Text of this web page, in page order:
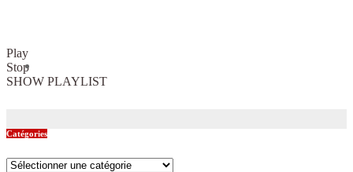
Play
Stop
SHOW PLAYLIST
Catégories
Catégories